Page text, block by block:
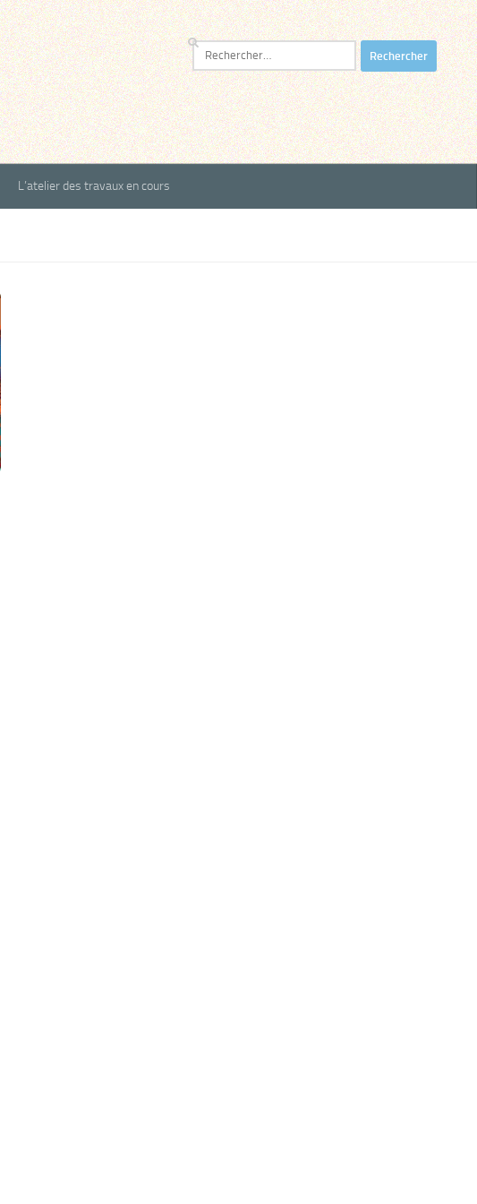
Rechercher :
L’atelier des travaux en cours